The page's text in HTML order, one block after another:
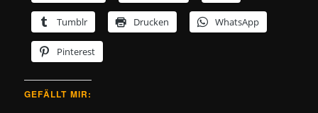
Tumblr Drucken WhatsApp
Pinterest
GEFÄLLT MIR: